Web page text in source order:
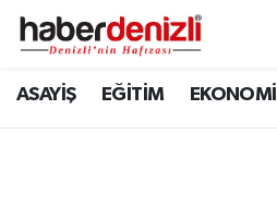
ASAYİŞ EĞİTİM EKONOMİ
Denizli Nöbetçi Eczaneler